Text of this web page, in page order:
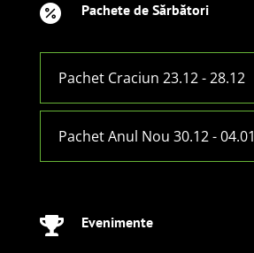
 Pachete de Sărbători
Pachet Craciun 23.12 - 28.12
Pachet Anul Nou 30.12 - 04.01
 Evenimente